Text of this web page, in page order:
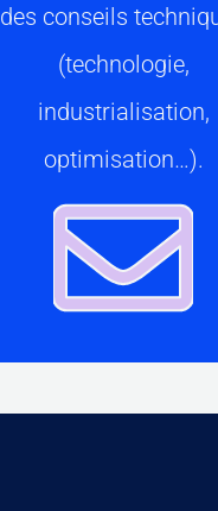
des conseils
(technologie,
industrialisation,
optimisation…).